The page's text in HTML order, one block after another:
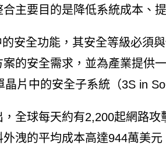
合主要目的是降低系統成本、
安全功能，其安全等級必須
案的安全需求，並為產業提供
晶片中的安全子系統（3S in
，全球每天約有2,200起網路
外洩的平均成本高達944萬美